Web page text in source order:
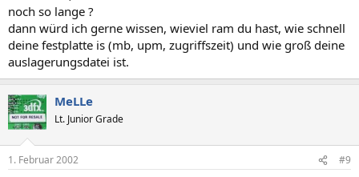
noch so lange ?
dann würd ich gerne wissen, wieviel ram du hast, wie schnell
deine festplatte is (mb, upm, zugriffszeit) und wie groß deine
auslagerungsdatei ist.
MeLLe
Lt. Junior Grade
1. Februar 2002 #9